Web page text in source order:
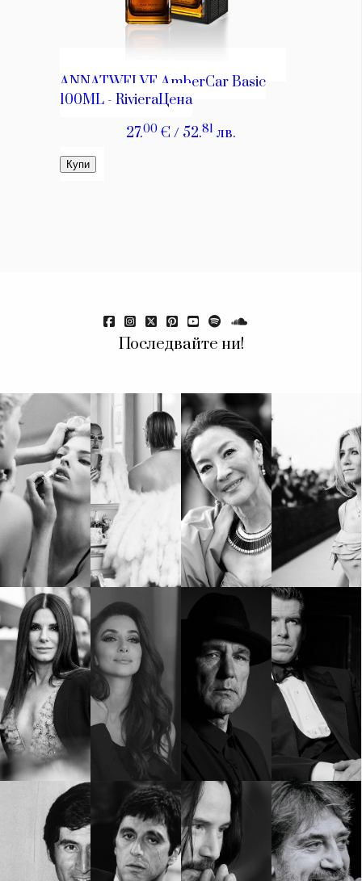
Последвайте ни!
КАТЕГОРИИ
Wine&Dine
Подкасти
Мода
Dialogue
Изкуство
Красота
Цветно
Гурме
Пътувай
Wellness
ЗА НАС
Условия за
ползване
За нас
Реклама
Политика за
поверителност
ModerenDom
СЛЕДВАЙТЕ НИ
Facebook Instagram Twitter
Pinterest
YouTube
Spotify Soundcloud
Ако нашият сайт ви харесва, можете да се абонирате за
седмичния ни нюзлетър тук:
© 2026, HighViewArt | Всички права запазени